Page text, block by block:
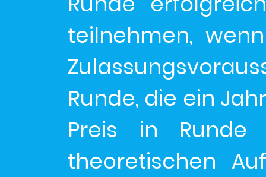
teilnehmen,
Runde, die ein
Preis in Runde
theoretischen